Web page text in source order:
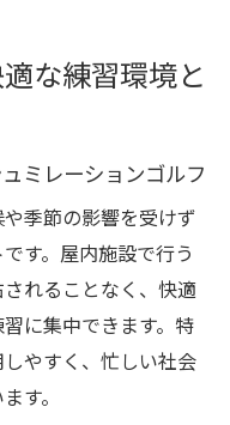
な練習環境と
ミレーションゴルフ
季節の影響を受けず
す。屋内施設で行う
れることなく、快適
に集中できます。特
やすく、忙しい社会
す。